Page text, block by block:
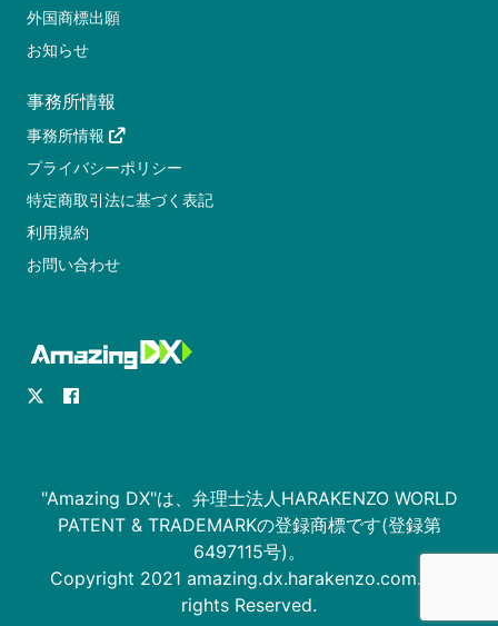
外国商標出願
お知らせ
事務所情報
事務所情報
プライバシーポリシー
特定商取引法に基づく表記
利用規約
お問い合わせ
"Amazing DX"は、弁理士法人HARAKENZO WORLD
PATENT & TRADEMARKの登録商標です(登録第
6497115号)。
Copyright 2021 amazing.dx.harakenzo.com. All
rights Reserved.